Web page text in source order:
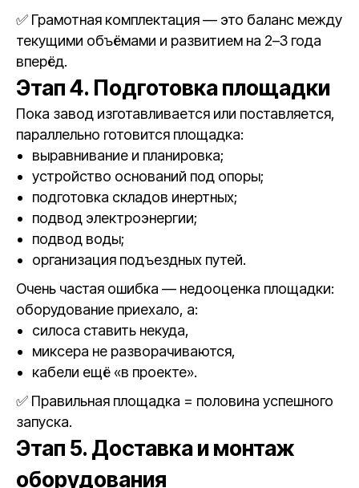
✅ Грамотная комплектация — это баланс между
текущими объёмами и развитием на 2–3 года
вперёд.
Этап 4. Подготовка площадки
Пока завод изготавливается или поставляется,
параллельно готовится площадка:
выравнивание и планировка;
устройство оснований под опоры;
подготовка складов инертных;
подвод электроэнергии;
подвод воды;
организация подъездных путей.
Очень частая ошибка — недооценка площадки:
оборудование приехало, а:
силоса ставить некуда,
миксера не разворачиваются,
кабели ещё «в проекте».
✅ Правильная площадка = половина успешного
запуска.
Этап 5. Доставка и монтаж
оборудования